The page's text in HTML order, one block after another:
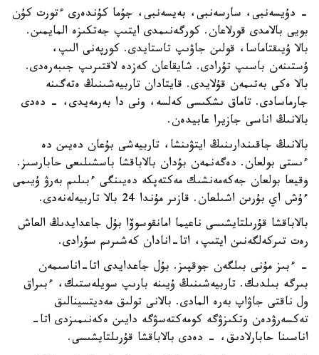
- دۇيسەنبى، سارسەنبى، بەيسەنبى، جۇما كۇندەرى ءتورت كۇن
بويى بالامدى قورلاعان. كورگەنىمدى ايتىپ جەتكىزە المايمىن.
بالا ۇيىقتاماسا، قولىن جاۋىپ تاستايدى. كورپەنى الىپ،
ۇستىنەن باسىپ تۇرادى. شايقاعان كەزدە لاقتىرىپ جىبەرەدى.
بالا ەكى بەتىمەن قۇلايدى. قايتادان تاربيەشىنىڭ ەتەگىنە
جارماسادى. تاماق ىشكىسى كەلسە، ونى دا بەرمەيدى، - دەدى
بالانىڭ اناسى جازيرا عابيدەن.
بالانىڭ جاقىندارىنىڭ ايتۋىنشا، تاربيەشى بۇعان دەيىن دە
ءىستى بولعان. دەگەنمەن بۇدان بالاباقشا باسشىلىعى حابارسىز.
وقيعا بولعان جەكەمەنشىك مەكتەپكە دەيىنگى ءبىلىم بەرۋ ۇيىمى
ءۇش اي بۇرىن اشىلعان. قازىر مۇندا 24 بالا تاربيەلەنەدى.
بالاباقشا قۇرىلتايشىسى ناعيما امانقوسوۆا بۇل جاعدايدىڭ العاش
رەت تىركەلگەنىن ايتىپ، اتا-انادان كەشىرىم سۇرادى.
- ءبىز مۇنى بىلگەن جوقپىز. بۇل جاعدايدى اتا-اناسىمەن
بىرگە بىلدىك. تاربيەشىنىڭ ۇيىنە بارىپ سويلەستىك، ءبىراق
ول ناقتى جاۋاپ بەرە المادى. بالانى تولىق مەديتسينالىق
تەكسەرۋدەن وتكىزۋگە كومەكتەسۋگە دايىن ەكەنىمىزدى اتا-
اناسىنا حابارلادىق، - دەدى بالاباقشا قۇرىلتايشىسى.